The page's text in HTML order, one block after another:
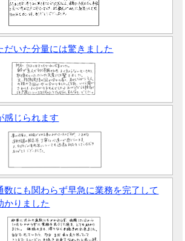
だいた分量には驚きました
感じられます
数にも関わらず早急に業務を完了して
かりました